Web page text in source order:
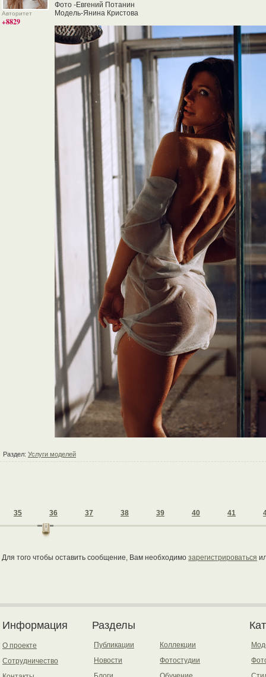
Авторитет
+8829
Фото -Евгений Потанин
Модель-Янина Кристова
Раздел: Услуги моделей
35 36 37 38 39 40 41
Для того чтобы оставить сообщение, Вам необходимо зарегистрироваться
Информация
О проекте
Сотрудничество
Разделы
Публикации
Новости
Коллекции
Фотостудии